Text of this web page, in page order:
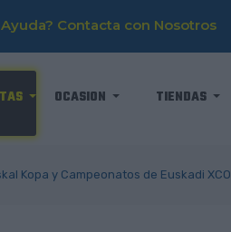
Contacta con Nosotros
OCASION TIENDAS
Kopa y Campeonatos de Euskadi XCO